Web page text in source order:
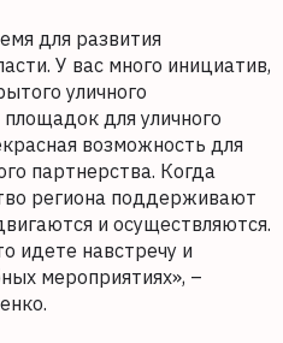
для развития
У вас много инициатив,
уличного
для уличного
возможность для
партнерства. Когда
региона поддерживают
и осуществляются.
идете навстречу и
мероприятиях», –